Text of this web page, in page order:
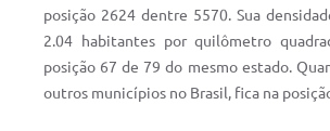
posição 2624 dentre 5570. Sua
2.04 habitantes por quilômetro
posição 67 de 79 do mesmo estado.
outros municípios no Brasil, fica na